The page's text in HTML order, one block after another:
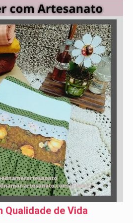
Qualidade de Vida